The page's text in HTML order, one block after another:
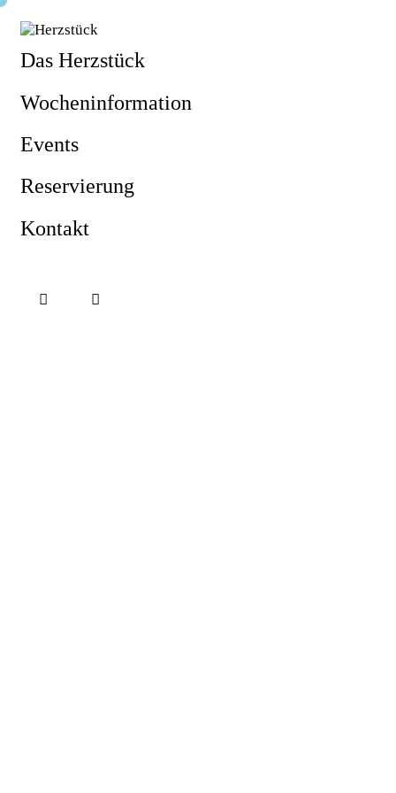
Das Herzstück
Wocheninformation
Events
Reservierung
Kontakt